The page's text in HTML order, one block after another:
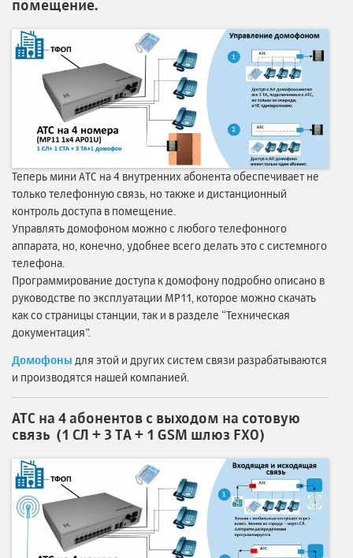
помещение.
Теперь мини АТС на 4 внутренних абонента обеспечивает не
только телефонную связь, но также и дистанционный
контроль доступа в помещение.
Управлять домофоном можно с любого телефонного
аппарата, но, конечно, удобнее всего делать это с системного
телефона.
Программирование доступа к домофону подробно описано в
руководстве по эксплуатации MP11, которое можно скачать
как со страницы станции, так и в разделе “Техническая
документация”.
Домофоны для этой и других систем связи разрабатываются
и производятся нашей компанией.
АТС на 4 абонентов с выходом на сотовую
связь (1 СЛ + 3 ТА + 1 GSM шлюз FXO)